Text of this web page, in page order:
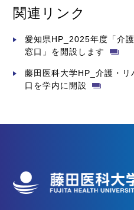
関連リンク
愛知県HP_2025年度「介
窓口」を開設します
藤田医科大学HP_介護・
口を学内に開設